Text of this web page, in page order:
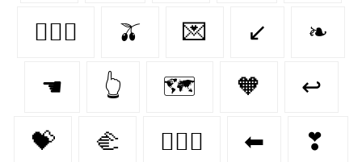
👨‍❤️‍👨 🫒 💌 ↙ ❧
☚ 👆 🗺️ 🧡 ↩
💝 🫲 👩‍❤️‍👩 ⬅ ❣